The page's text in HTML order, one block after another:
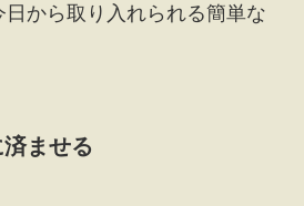
から取り入れられる簡単な
ませる